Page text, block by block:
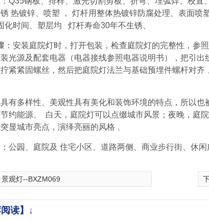
热镀锌、喷塑 ， 灯杆用整体热镀锌防腐处理、表面喷
化时间、塑层均 灯杆寿命30年不生锈、
：安装庭院灯时，打开包装，检查庭院灯的完整性，参
光源及配套电器（电器接线参照电器说明书），把引
紧紧固螺丝，然后把庭院灯法兰与基础预埋件螺杆对
有多样性、美观性具有美化和装饰环境的特点，所以也
约能源、 白天，庭院灯可以点缀城市风景；夜晚，庭
显城市亮点，演绎亮丽的风格
公园、庭院及 住宅小区、道路两侧、商业步行街、休
景观灯--BXZM069
阅读】↓